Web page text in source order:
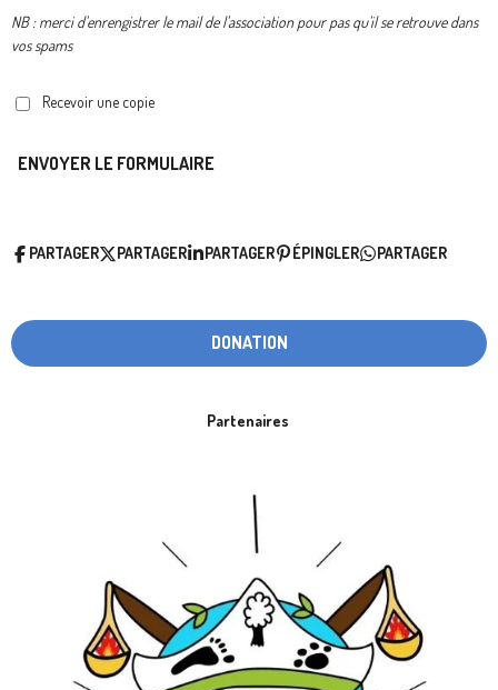
NB : merci d'enrengistrer le mail de l'association pour pas qu'il se retrouve dans
vos spams
Recevoir une copie
ENVOYER LE FORMULAIRE
PARTAGER PARTAGER PARTAGER ÉPINGLER PARTAGER
DONATION
Partenaires